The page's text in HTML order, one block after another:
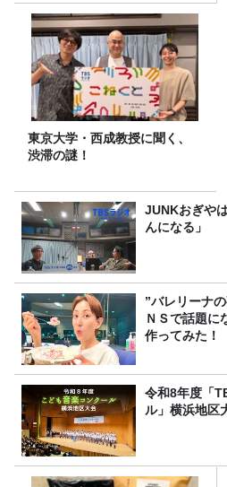
東京大学・西成教授に聞く、
渋滞の謎！
JUNKおぎや
んになる」
”バレリーナ
ＮＳで話題に
作ってみた！
令和8年度「
ル」横浜地区